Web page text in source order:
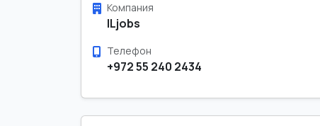
Компания
ILjobs
Телефон
+972 55 240 2434